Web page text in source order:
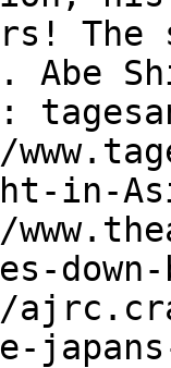
The
Abe
in-